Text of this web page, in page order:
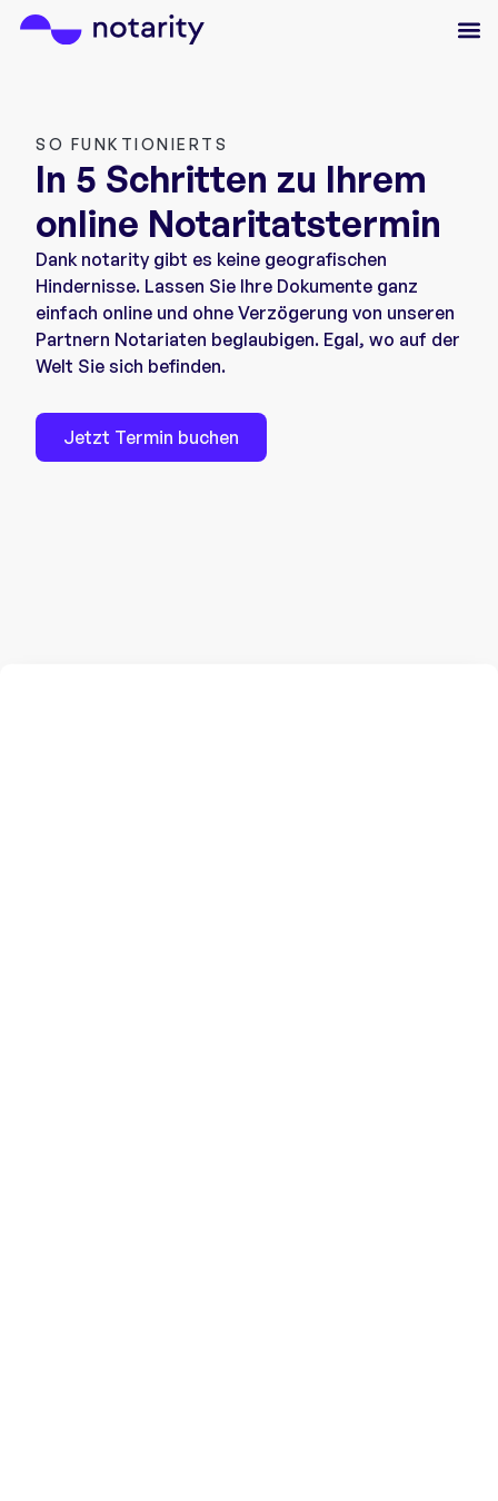
SO FUNKTIONIERTS
In 5 Schritten zu Ihrem
online Notaritatstermin
Dank notarity gibt es keine geografischen
Hindernisse. Lassen Sie Ihre Dokumente ganz
einfach online und ohne Verzögerung von unseren
Partnern Notariaten beglaubigen. Egal, wo auf der
Welt Sie sich befinden.
Jetzt Termin buchen